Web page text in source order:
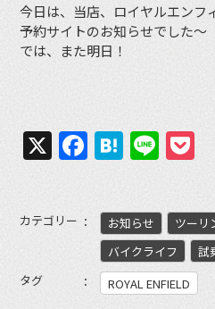
今日は、当店、ロイヤルエンフ
予約サイトのお知らせでした〜
では、また明日！
X Facebook
Hatena
Line
カテゴリー お知らせ ツーリ
バイクライフ
試
タグ
ROYAL ENFIELD